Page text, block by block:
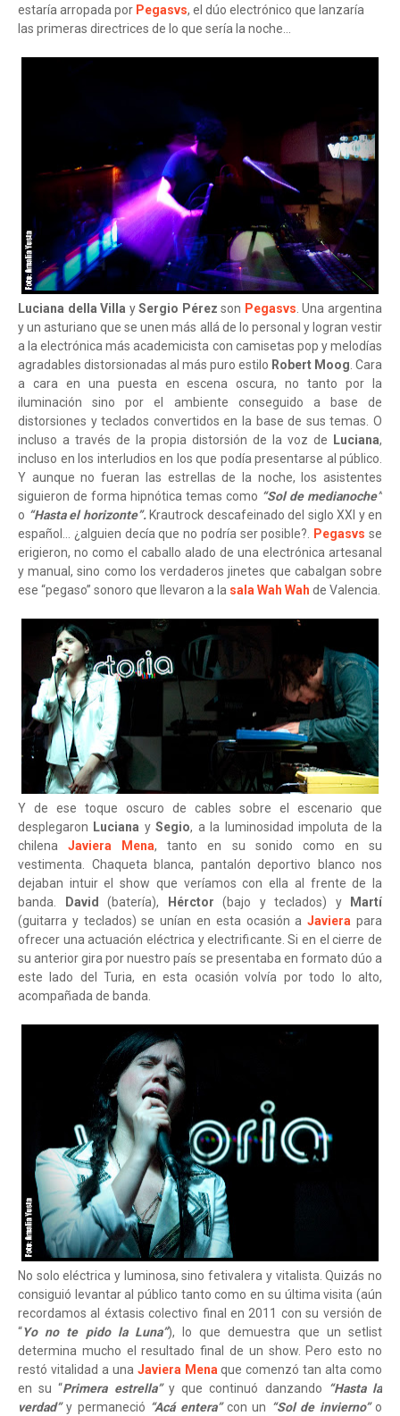
estaría arropada por Pegasvs, el dúo electrónico que lanzaría
las primeras directrices de lo que sería la noche...
Luciana della Villa ySergio Pérez son Pegasvs. Una argentina
y un asturiano que se unen más allá de lo personal y logran vestir
a la electrónica más academicista con camisetas pop y melodías
agradables distorsionadas al más puro estilo Robert Moog. Cara
a cara en una puesta en escena oscura, no tanto por la
iluminación sino por el ambiente conseguido a base de
distorsiones y teclados convertidos en la base de sus temas. O
incluso a través de la propia distorsión de la voz de
Luciana,
incluso en los interludios en los que podía presentarse al público.
Y aunque no fueran las estrellas de la noche, los asistentes
siguieron de forma hipnótica temas como “Sol de medianoche”
o “Hasta el horizonte”.Krautrock descafeinado del siglo XXI y en
español... ¿alguien decía que no podría ser posible?. Pegasvs se
erigieron, no como el caballo alado de una electrónica artesanal
y manual, sino como los verdaderos jinetes que cabalgan sobre
ese “pegaso” sonoro que llevaron a la sala Wah Wah de Valencia.
Y de ese toque oscuro de cables sobre el escenario que
desplegaron Luciana ySegio, a la luminosidad impoluta de la
chilenaJaviera Mena, tanto en su sonido como en su
vestimenta. Chaqueta blanca, pantalón deportivo blanco nos
dejaban intuir el show que veríamos con ella al frente de la
banda.
David (batería), Hérctor (bajo y teclados) y
Martí
(guitarra y teclados) se unían en esta ocasión aJaviera para
ofrecer una actuación eléctrica y electrificante. Si en el cierre de
su anterior gira por nuestro país se presentaba en formato dúo a
este lado del Turia, en esta ocasión volvía por todo lo alto,
acompañada de banda.
No solo eléctrica y luminosa, sino fetivalera y vitalista. Quizás no
consiguió levantar al público tanto como en su última visita (aún
recordamos al éxtasis colectivo final en 2011 con su versión de
“Yo no te pido la Luna”), lo que demuestra que un setlist
determina mucho el resultado final de un show. Pero esto no
restó vitalidad a una Javiera Menaque comenzó tan alta como
en su “Primera estrella”y que continuó danzando
“Hasta la
verdad”y permaneció “Acá entera”con un “Sol de invierno”o